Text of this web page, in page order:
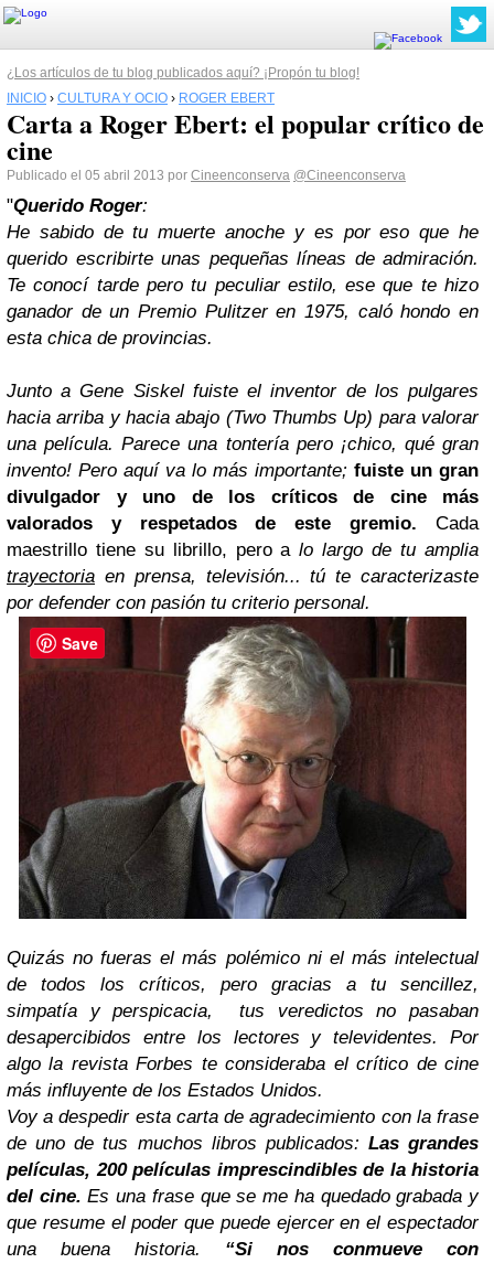
¿Los artículos de tu blog publicados aquí? ¡Propón tu blog!
INICIO › CULTURA Y OCIO › ROGER EBERT
Carta a Roger Ebert: el popular crítico de
cine
Publicado el 05 abril 2013 por Cineenconserva @Cineenconserva
"Querido Roger:
He sabido de tu muerte anoche y es por eso que he
querido escribirte unas pequeñas líneas de admiración.
Te conocí tarde pero tu peculiar estilo, ese que te hizo
ganador de un Premio Pulitzer en 1975, caló hondo en
esta chica de provincias.
Junto a Gene Siskel fuiste el inventor de los pulgares
hacia arriba y hacia abajo (Two Thumbs Up) para valorar
una película. Parece una tontería pero ¡chico, qué gran
invento! Pero aquí va lo más importante; fuiste un gran
divulgador y uno de los críticos de cine más
valorados y respetados de este gremio. Cada
maestrillo tiene su librillo, pero alo largo de tu amplia
trayectoria en prensa, televisión... tú te caracterizaste
por defender con pasión tu criterio personal.
Quizás no fueras el más polémico ni el más intelectual
de todos los críticos, pero gracias a tu sencillez,
simpatía y perspicacia, tus veredictos no pasaban
desapercibidos entre los lectores y televidentes. Por
algo la revista Forbes te consideraba el crítico de cine
más influyente de los Estados Unidos.
Voy a despedir esta carta de agradecimiento con la frase
de uno de tus muchos libros publicados: Las grandes
películas, 200 películas imprescindibles de la historia
del cine.Es una frase que se me ha quedado grabada y
que resume el poder que puede ejercer en el espectador
una buena historia. “Si nos conmueve con
Save